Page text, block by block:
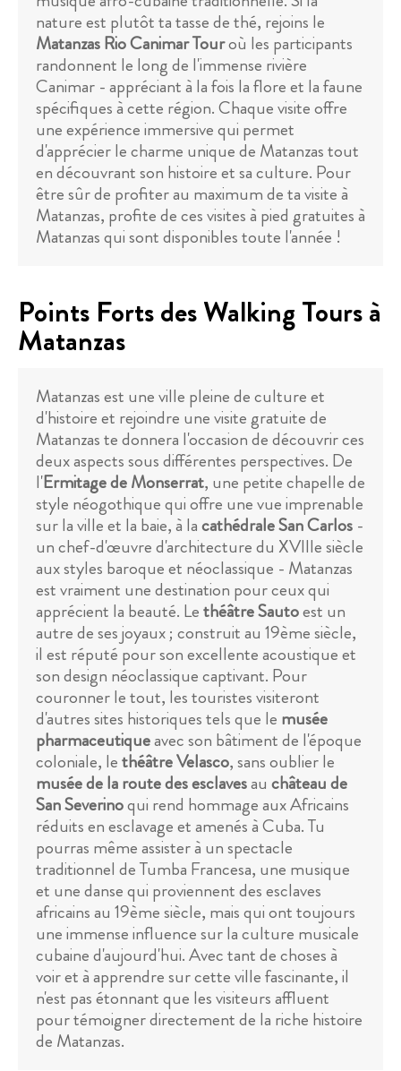
nature est plutôt ta tasse de thé, rejoins le
Matanzas Rio Canimar Touroù les participants
randonnent le long de l'immense rivière
Canimar - appréciant à la fois la flore et la faune
spécifiques à cette région. Chaque visite offre
une expérience immersive qui permet
d'apprécier le charme unique de Matanzas tout
en découvrant son histoire et sa culture. Pour
être sûr de profiter au maximum de ta visite à
Matanzas, profite de ces visites à pied gratuites à
Matanzas qui sont disponibles toute l'année !
Points Forts des Walking Tours à
Matanzas
Matanzas est une ville pleine de culture et
d'histoire et rejoindre une visite gratuite de
Matanzas te donnera l'occasion de découvrir ces
deux aspects sous différentes perspectives. De
l'Ermitage de Monserrat, une petite chapelle de
style néogothique qui offre une vue imprenable
sur la ville et la baie, à lacathédrale San Carlos -
un chef-d'œuvre d'architecture du XVIIIe siècle
aux styles baroque et néoclassique - Matanzas
est vraiment une destination pour ceux qui
apprécient la beauté. Lethéâtre Sautoest un
autre de ses joyaux ; construit au 19ème siècle,
il est réputé pour son excellente acoustique et
son design néoclassique captivant. Pour
couronner le tout, les touristes visiteront
d'autres sites historiques tels que le musée
pharmaceutiqueavec son bâtiment de l'époque
coloniale, lethéâtre Velasco, sans oublier le
musée de la route des esclavesau château de
San Severinoqui rend hommage aux Africains
réduits en esclavage et amenés à Cuba. Tu
pourras même assister à un spectacle
traditionnel de Tumba Francesa, une musique
et une danse qui proviennent des esclaves
africains au 19ème siècle, mais qui ont toujours
une immense influence sur la culture musicale
cubaine d'aujourd'hui. Avec tant de choses à
voir et à apprendre sur cette ville fascinante, il
n'est pas étonnant que les visiteurs affluent
pour témoigner directement de la riche histoire
de Matanzas.